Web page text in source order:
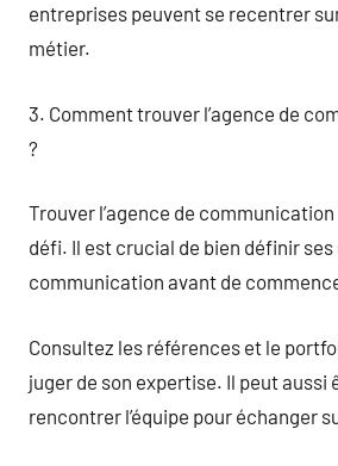
entreprises peuvent se recentrer
métier.
3. Comment trouver l’agence de
?
Trouver l’agence de
défi. Il est crucial de bien définir
communication avant de
Consultez les références et le
juger de son expertise. Il peut aussi
rencontrer l’équipe pour échanger